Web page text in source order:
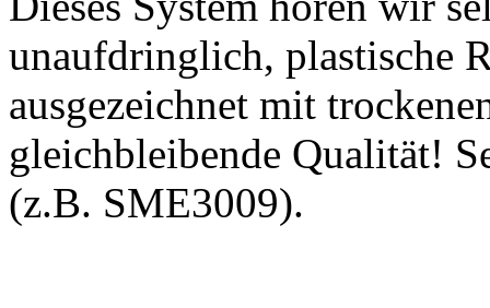
unaufdringlich, plastische
ausgezeichnet mit
gleichbleibende Qualität!
(z.B. SME3009).